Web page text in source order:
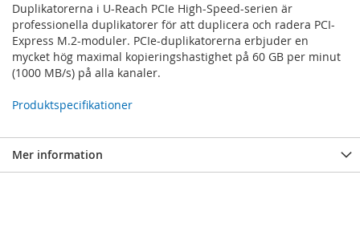
Duplikatorerna i U-Reach PCIe High-Speed-serien är
professionella duplikatorer för att duplicera och radera PCI-
Express M.2-moduler. PCIe-duplikatorerna erbjuder en
mycket hög maximal kopieringshastighet på 60 GB per minut
(1000 MB/s) på alla kanaler.
Produktspecifikationer
Mer information